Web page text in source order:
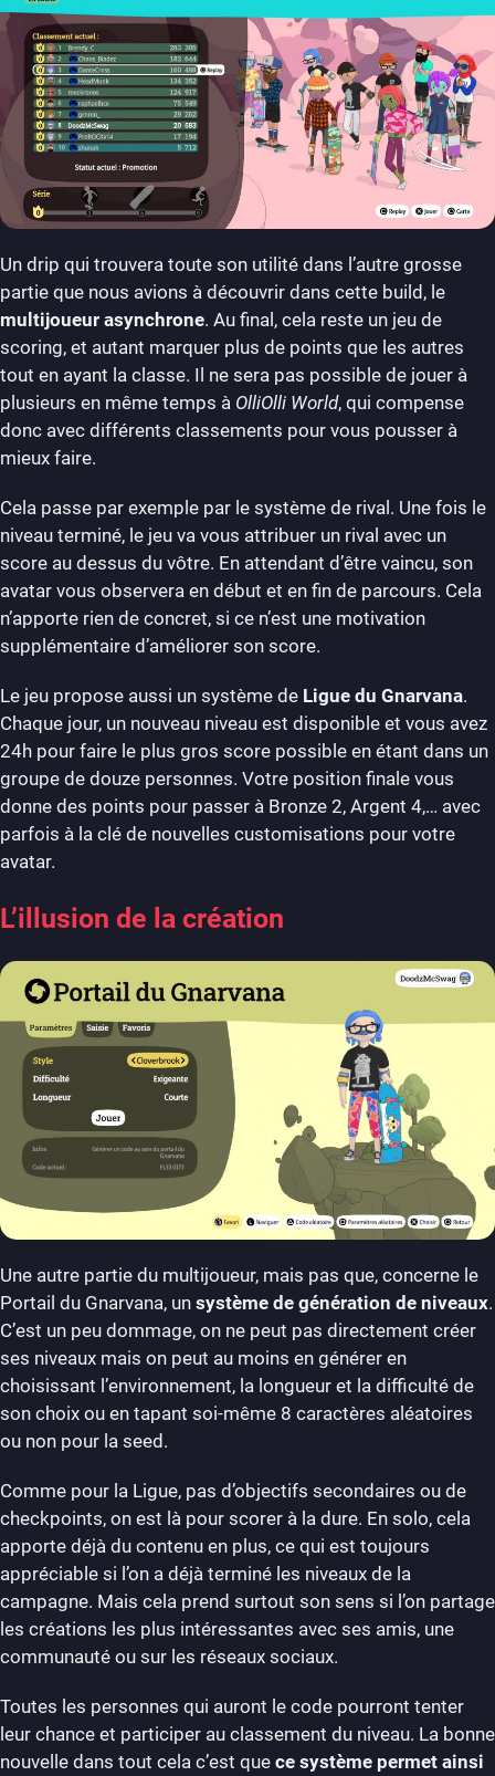
Un drip qui trouvera toute son utilité dans l’autre grosse
partie que nous avions à découvrir dans cette build, le
multijoueur asynchrone. Au final, cela reste un jeu de
scoring, et autant marquer plus de points que les autres
tout en ayant la classe. Il ne sera pas possible de jouer à
plusieurs en même temps à OlliOlli World, qui compense
donc avec différents classements pour vous pousser à
mieux faire.
Cela passe par exemple par le système de rival. Une fois le
niveau terminé, le jeu va vous attribuer un rival avec un
score au dessus du vôtre. En attendant d’être vaincu, son
avatar vous observera en début et en fin de parcours. Cela
n’apporte rien de concret, si ce n’est une motivation
supplémentaire d’améliorer son score.
Le jeu propose aussi un système de Ligue du Gnarvana.
Chaque jour, un nouveau niveau est disponible et vous avez
24h pour faire le plus gros score possible en étant dans un
groupe de douze personnes. Votre position finale vous
donne des points pour passer à Bronze 2, Argent 4,… avec
parfois à la clé de nouvelles customisations pour votre
avatar.
L’illusion de la création
Une autre partie du multijoueur, mais pas que, concerne le
Portail du Gnarvana, un système de génération de niveaux.
C’est un peu dommage, on ne peut pas directement créer
ses niveaux mais on peut au moins en générer en
choisissant l’environnement, la longueur et la difficulté de
son choix ou en tapant soi-même 8 caractères aléatoires
ou non pour la seed.
Comme pour la Ligue, pas d’objectifs secondaires ou de
checkpoints, on est là pour scorer à la dure. En solo, cela
apporte déjà du contenu en plus, ce qui est toujours
appréciable si l’on a déjà terminé les niveaux de la
campagne. Mais cela prend surtout son sens si l’on partage
les créations les plus intéressantes avec ses amis, une
communauté ou sur les réseaux sociaux.
Toutes les personnes qui auront le code pourront tenter
leur chance et participer au classement du niveau. La bonne
nouvelle dans tout cela c’est que ce système permet ainsi